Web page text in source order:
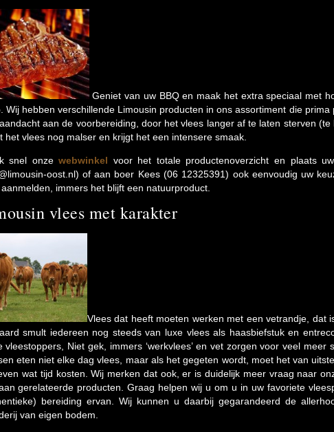
Geniet van uw BBQ en maak het extra speciaal met
Wij hebben verschillende Limousin producten in ons assortiment die
aan de voorbereiding, door het vlees langer af te laten sterven
het vlees nog malser en krijgt het een intensere smaak.
snel onzewebwinkel voor het totale productenoverzicht en plaats
oost.nl) of aan boer Kees (06 12325391) ook eenvoudig uw
immers het blijft een natuurproduct.
vlees met karakter
Vlees dat heeft moeten werken met een vetrandje, dat
smult iedereen nog steeds van luxe vlees als haasbiefstuk en
vleestoppers, Niet gek, immers ‘werkvlees’ en vet zorgen voor veel
eten niet elke dag vlees, maar als het gegeten wordt, moet het van
wat tijd kosten. Wij merken dat ook, er is duidelijk meer vraag naar
gerelateerde producten. Graag helpen wij u om u in uw favoriete
bereiding ervan. Wij kunnen u daarbij gegarandeerd de
van eigen bodem.